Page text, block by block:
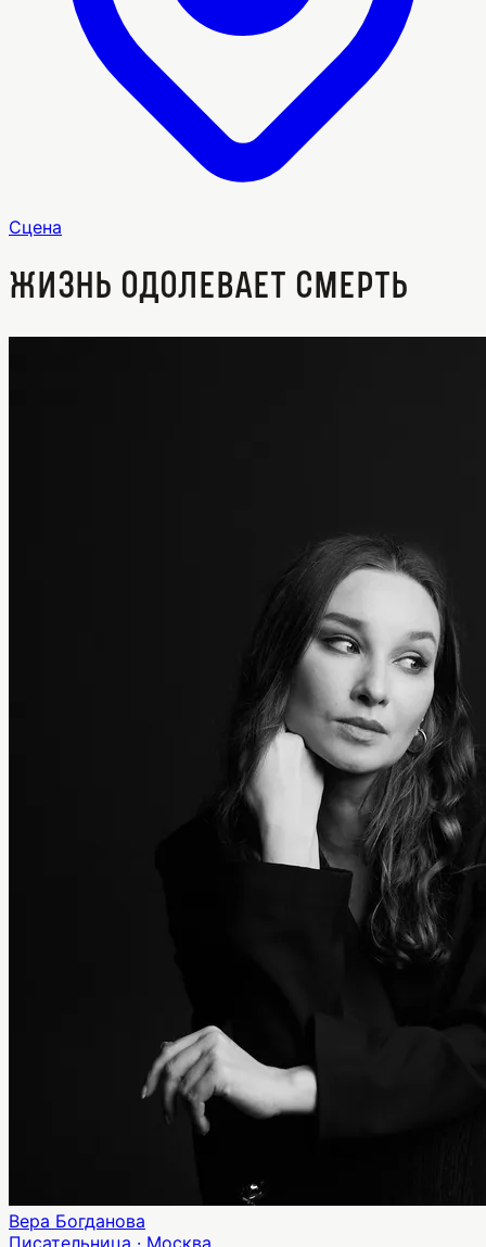
Сцена
Жизнь одолевает смерть
Вера Богданова
Писательница · Москва